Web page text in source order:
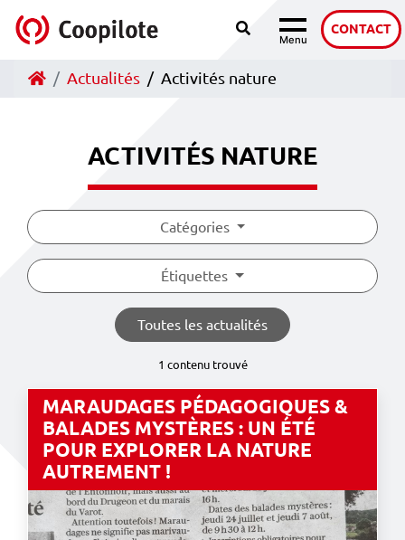
Accéder au contenu Recherche
MenuNavigation
CONTACT
AccueilActualités Activités nature
ACTIVITÉS NATURE
Catégories
Étiquettes
Toutes les actualités
1 contenu trouvé
MARAUDAGES PÉDAGOGIQUES &
BALADES MYSTÈRES : UN ÉTÉ
POUR EXPLORER LA NATURE
AUTREMENT !